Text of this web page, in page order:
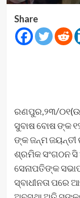
Share
ରଣପୁର,୨୩/
ସୁବାଷ ବୋଷ ଙ୍କ
ଙ୍କ ଜନ୍ମ ଜୟନ୍ତୀ
ଶ୍ରମିକ ସଂଗଠନ ସି
ସେନାପତିଙ୍କ
ସ୍ବାଧୀନତା